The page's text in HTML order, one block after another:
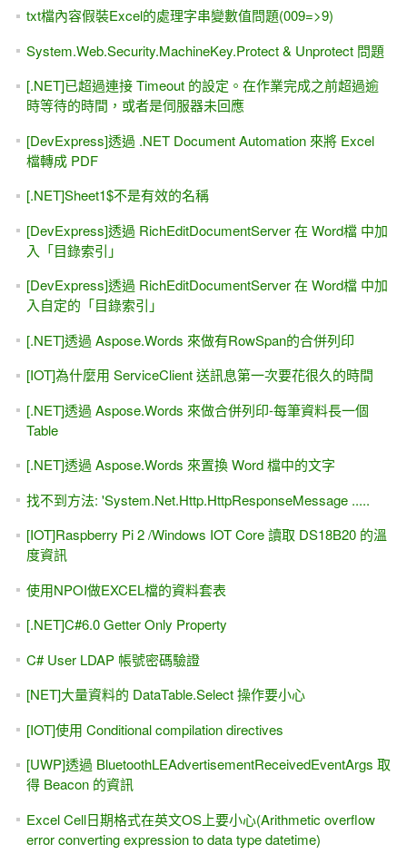
txt檔內容假裝Excel的處理字串變數值問題(009=>9)
System.Web.Security.MachineKey.Protect & Unprotect 問題
[.NET]已超過連接 Timeout 的設定。在作業完成之前超過逾
時等待的時間，或者是伺服器未回應
[DevExpress]透過 .NET Document Automation 來將 Excel
檔轉成 PDF
[.NET]Sheet1$不是有效的名稱
[DevExpress]透過 RichEditDocumentServer 在 Word檔 中加
入「目錄索引」
[DevExpress]透過 RichEditDocumentServer 在 Word檔 中加
入自定的「目錄索引」
[.NET]透過 Aspose.Words 來做有RowSpan的合併列印
[IOT]為什麼用 ServiceClient 送訊息第一次要花很久的時間
[.NET]透過 Aspose.Words 來做合併列印-每筆資料長一個
Table
[.NET]透過 Aspose.Words 來置換 Word 檔中的文字
找不到方法: 'System.Net.Http.HttpResponseMessage .....
[IOT]Raspberry Pi 2 /Windows IOT Core 讀取 DS18B20 的溫
度資訊
使用NPOI做EXCEL檔的資料套表
[.NET]C#6.0 Getter Only Property
C# User LDAP 帳號密碼驗證
[NET]大量資料的 DataTable.Select 操作要小心
[IOT]使用 Conditional compilation directives
[UWP]透過 BluetoothLEAdvertisementReceivedEventArgs 取
得 Beacon 的資訊
Excel Cell日期格式在英文OS上要小心(Arithmetic overflow
error converting expression to data type datetime)